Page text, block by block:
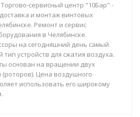
сервисный центр "10Бар" -
и монтаж винтовых
Ремонт и сервис
в Челябинске.
на сегодняшний день самый
устройств для сжатия воздуха.
основан на вращении двух
Цена воздушного
использовать его широкому